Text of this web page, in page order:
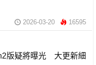
2026-03-20 16595
版疑將曝光 大更新細